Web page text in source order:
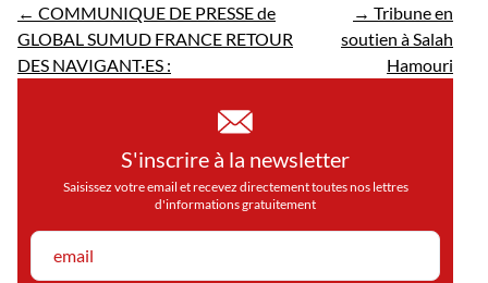
← COMMUNIQUE DE PRESSE de
GLOBAL SUMUD FRANCE RETOUR
DES NAVIGANT·ES :
→ Tribune en
soutien à Salah
Hamouri
S'inscrire à la newsletter
Saisissez votre email et recevez directement toutes nos lettres
d'informations gratuitement